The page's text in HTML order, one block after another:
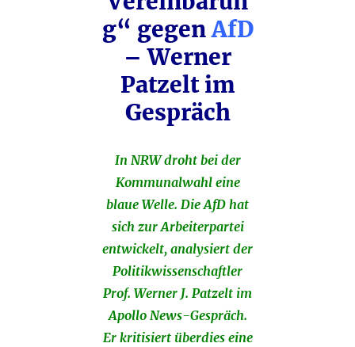
g“ gegenAfD
– Werner
Patzelt im
Gespräch
In NRW droht bei der
Kommunalwahl eine
blaue Welle. Die AfD hat
sich zur Arbeiterpartei
entwickelt, analysiert der
Politikwissenschaftler
Prof. Werner J. Patzelt im
Apollo News-Gespräch.
Er kritisiert überdies eine